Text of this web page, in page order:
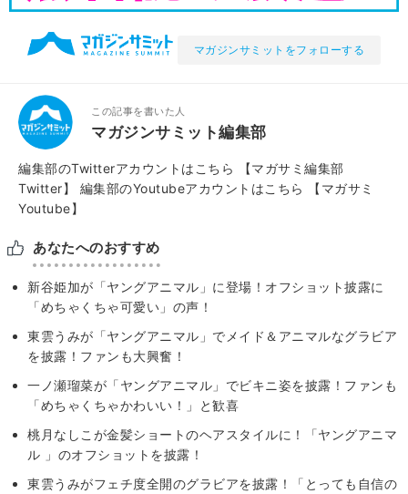
マガジンサミットをフォローする
この記事を書いた人
マガジンサミット編集部
編集部のTwitterアカウントはこちら
【マガサミ編集部
Twitter】
編集部のYoutubeアカウントはこちら
【マガサミ
Youtube】
あなたへのおすすめ
新谷姫加が「ヤングアニマル」に登場！オフショット披露に
「めちゃくちゃ可愛い」の声！
東雲うみが「ヤングアニマル」でメイド＆アニマルなグラビア
を披露！ファンも大興奮！
一ノ瀬瑠菜が「ヤングアニマル」でビキニ姿を披露！ファンも
「めちゃくちゃかわいい！」と歓喜
桃月なしこが金髪ショートのヘアスタイルに！「ヤングアニマ
ル 」のオフショットを披露！
東雲うみがフェチ度全開のグラビアを披露！「とっても自信の